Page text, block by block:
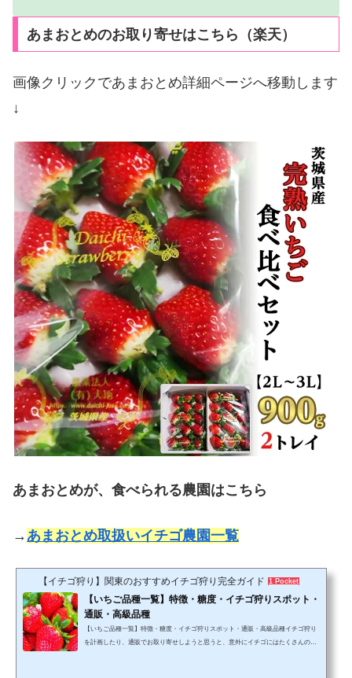
あまおとめのお取り寄せはこちら（楽天）
画像クリックであまおとめ詳細ページへ移動します
↓
あまおとめが、食べられる農園はこちら
→ あまおとめ取扱いイチゴ農園一覧
【イチゴ狩り】関東のおすすめイチゴ狩り完全ガイド 1 Pocket
【いちご品種一覧】特徴・糖度・イチゴ狩りスポット・
通販・高級品種
【いちご品種一覧】特徴・糖度・イチゴ狩りスポット・通販・高級品種イチゴ狩り
を計画したり、通販でお取り寄せしようと思うと、意外にイチゴにはたくさんの品